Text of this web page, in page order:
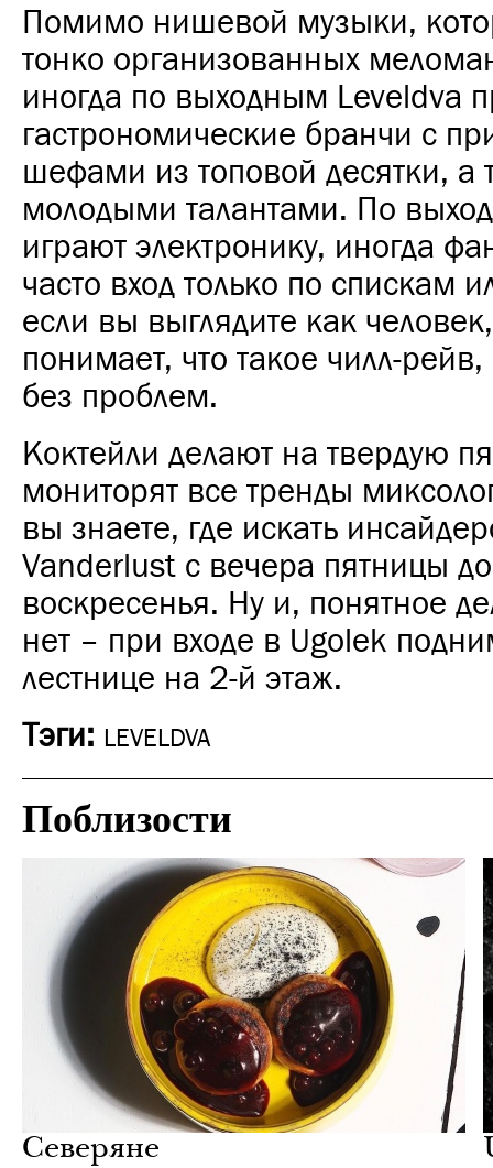
Помимо нишевой музыки,
тонко организованных
иногда по выходным Leveldva
гастрономические бранчи с
шефами из топовой десятки, а
молодыми талантами. По
играют электронику, иногда
часто вход только по спискам
если вы выглядите как
понимает, что такое чилл-рейв,
без проблем.
Коктейли делают на твердую
мониторят все тренды
вы знаете, где искать
Vanderlust с вечера пятницы
воскресенья. Ну и, понятное
нет – при входе в Ugolek
лестнице на 2-й этаж.
Тэги: LEVELDVA
Поблизости
Северяне